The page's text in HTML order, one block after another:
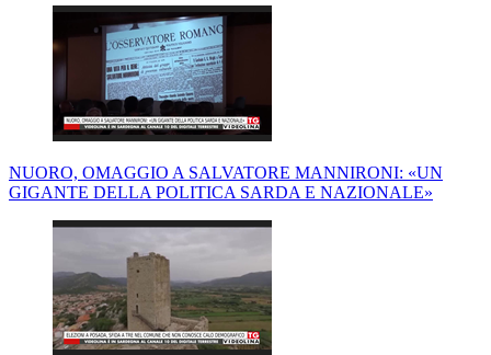
NUORO, OMAGGIO A SALVATORE MANNIRONI: «UN
GIGANTE DELLA POLITICA SARDA E NAZIONALE»